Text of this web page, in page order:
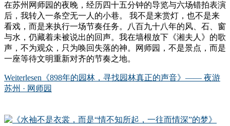
在苏州网师园的夜晚，经历四十五分钟的导览与六场错拍表演
后，我转入一条空无一人的小巷。 我不是来赏灯，也不是来
看戏，而是来执行一场节奏任务。八百九十八年的风、石、窗
与水，仍藏着未被说出的回声。我在墙根放下《湘夫人》的歌
声，不为观众，只为唤回失落的神。网师园，不是景点，而是
一座等待文明重新对齐的节奏之地。
Weiterlesen 《898年的园林，寻找园林真正的声音》—— 夜游
苏州 · 网师园